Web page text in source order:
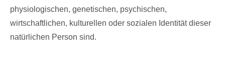
physiologischen, genetischen, psychischen,
wirtschaftlichen, kulturellen oder sozialen Identität dieser
natürlichen Person sind.